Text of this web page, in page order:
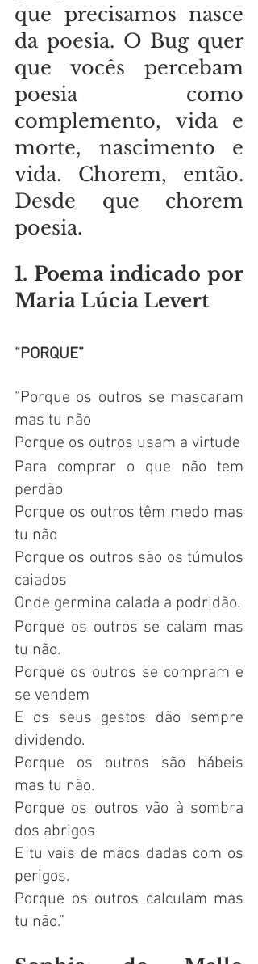
que precisamos nasce
da poesia. O Bug quer
que vocês percebam
poesia como
complemento, vida e
morte, nascimento e
vida. Chorem, então.
Desde que chorem
poesia.
1. Poema indicado por
Maria Lúcia Levert
“PORQUE”
“Porque os outros se mascaram
mas tu não
Porque os outros usam a virtude
Para comprar o que não tem
perdão
Porque os outros têm medo mas
tu não
Porque os outros são os túmulos
caiados
Onde germina calada a podridão.
Porque os outros se calam mas
tu não.
Porque os outros se compram e
se vendem
E os seus gestos dão sempre
dividendo.
Porque os outros são hábeis
mas tu não.
Porque os outros vão à sombra
dos abrigos
E tu vais de mãos dadas com os
perigos.
Porque os outros calculam mas
tu não.”